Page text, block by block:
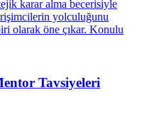
Tavsiyeleri